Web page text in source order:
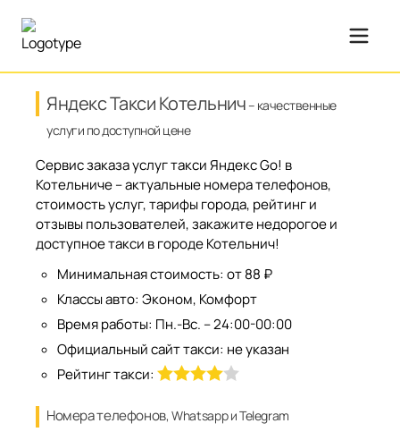
Яндекс Такси Котельнич– качественные
услуги по доступной цене
Сервис заказа услуг такси Яндекс Go! в
Котельниче – актуальные номера телефонов,
стоимость услуг, тарифы города, рейтинг и
отзывы пользователей, закажите недорогое и
доступное такси в городе Котельнич!
Минимальная стоимость: от 88 ₽
Классы авто: Эконом, Комфорт
Время работы: Пн.-Вс. – 24:00-00:00
Официальный сайт такси: не указан
Рейтинг такси:
Номера телефонов, Whatsapp и Telegram